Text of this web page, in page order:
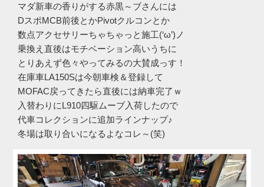
マダ新車の香りがする赤黒～ブさんには
DスポMCB前後とかPivotクルコンとか
数点アクセサリーちゃちゃっと施工(‘ω’)ノ
乗換え直後はモチベーション高いうちに
とりあえず色々やってみるの大賛成っす！
在庫車LA150Sは今朝車検＆登録して
MOFAC戻ってきたら直後には納車完了ｗ
入替わりにL910四駆ムーブ入荷したので
代車コレクションに追加ラインナップ♪
冬場は取り合いになるよなコレ～(笑)